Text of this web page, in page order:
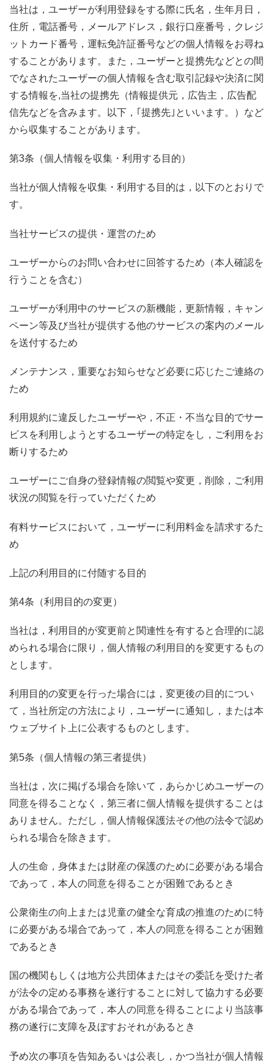
当社は，ユーザーが利用登録をする際に氏名，生年月日，
住所，電話番号，メールアドレス，銀行口座番号，クレジ
ットカード番号，運転免許証番号などの個人情報をお尋ね
することがあります。また，ユーザーと提携先などとの間
でなされたユーザーの個人情報を含む取引記録や決済に関
する情報を,当社の提携先（情報提供元，広告主，広告配
信先などを含みます。以下，｢提携先｣といいます。）など
から収集することがあります。
第3条（個人情報を収集・利用する目的）
当社が個人情報を収集・利用する目的は，以下のとおりで
す。
当社サービスの提供・運営のため
ユーザーからのお問い合わせに回答するため（本人確認を
行うことを含む）
ユーザーが利用中のサービスの新機能，更新情報，キャン
ペーン等及び当社が提供する他のサービスの案内のメール
を送付するため
メンテナンス，重要なお知らせなど必要に応じたご連絡の
ため
利用規約に違反したユーザーや，不正・不当な目的でサー
ビスを利用しようとするユーザーの特定をし，ご利用をお
断りするため
ユーザーにご自身の登録情報の閲覧や変更，削除，ご利用
状況の閲覧を行っていただくため
有料サービスにおいて，ユーザーに利用料金を請求するた
め
上記の利用目的に付随する目的
第4条（利用目的の変更）
当社は，利用目的が変更前と関連性を有すると合理的に認
められる場合に限り，個人情報の利用目的を変更するもの
とします。
利用目的の変更を行った場合には，変更後の目的につい
て，当社所定の方法により，ユーザーに通知し，または本
ウェブサイト上に公表するものとします。
第5条（個人情報の第三者提供）
当社は，次に掲げる場合を除いて，あらかじめユーザーの
同意を得ることなく，第三者に個人情報を提供することは
ありません。ただし，個人情報保護法その他の法令で認め
られる場合を除きます。
人の生命，身体または財産の保護のために必要がある場合
であって，本人の同意を得ることが困難であるとき
公衆衛生の向上または児童の健全な育成の推進のために特
に必要がある場合であって，本人の同意を得ることが困難
であるとき
国の機関もしくは地方公共団体またはその委託を受けた者
が法令の定める事務を遂行することに対して協力する必要
がある場合であって，本人の同意を得ることにより当該事
務の遂行に支障を及ぼすおそれがあるとき
予め次の事項を告知あるいは公表し，かつ当社が個人情報